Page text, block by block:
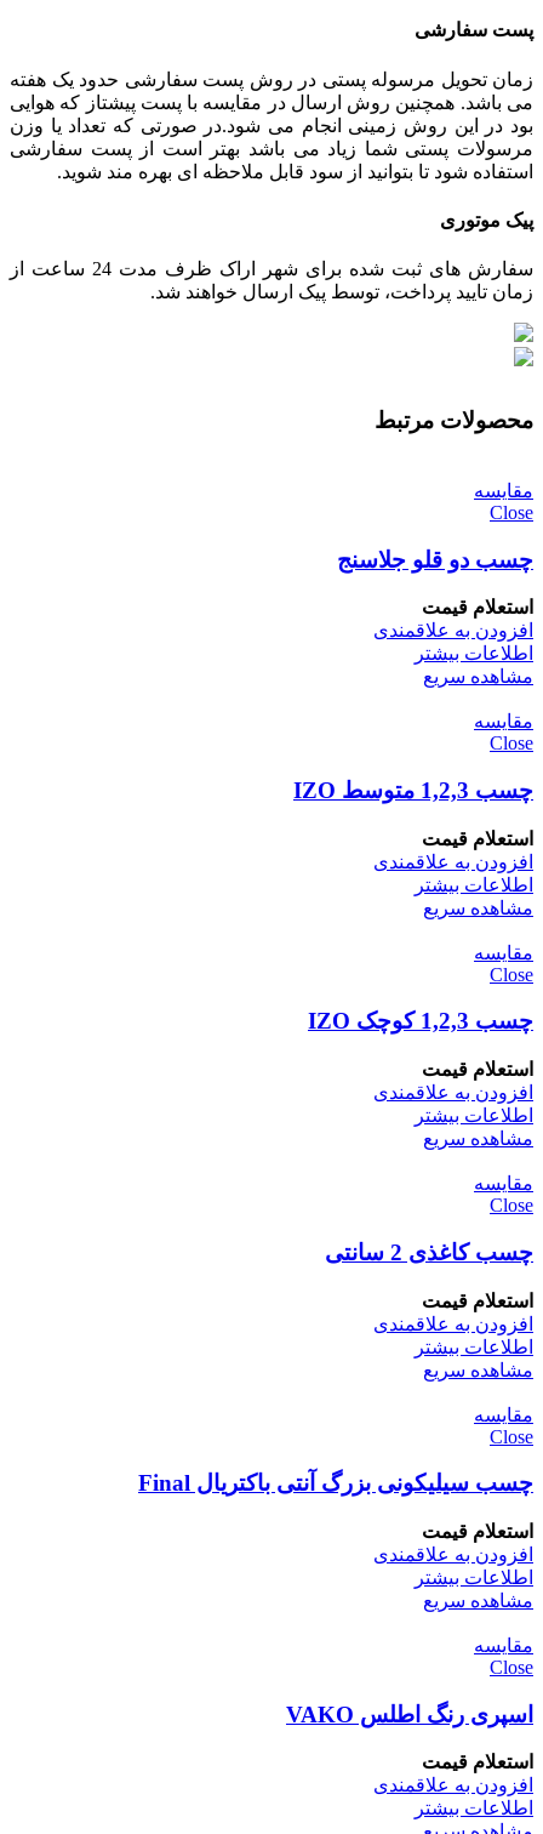
پست سفارشی
زمان تحویل مرسوله پستی در روش پست سفارشی حدود یک هفته
می باشد. همچنین روش ارسال در مقایسه با پست پیشتاز که هوایی
بود در این روش زمینی انجام می شود.در صورتی که تعداد یا وزن
مرسولات پستی شما زیاد می باشد بهتر است از پست سفارشی
استفاده شود تا بتوانید از سود قابل ملاحظه ای بهره مند شوید.
پیک موتوری
سفارش های ثبت شده برای شهر اراک ظرف مدت 24 ساعت از
زمان تایید پرداخت، توسط پیک ارسال خواهند شد.
محصولات مرتبط
مقایسه
Close
چسب دو قلو جلاسنج
استعلام قیمت
افزودن به علاقمندی
اطلاعات بیشتر
مشاهده سریع
مقایسه
Close
چسب 1,2,3 متوسط IZO
استعلام قیمت
افزودن به علاقمندی
اطلاعات بیشتر
مشاهده سریع
مقایسه
Close
چسب 1,2,3 کوچک IZO
استعلام قیمت
افزودن به علاقمندی
اطلاعات بیشتر
مشاهده سریع
مقایسه
Close
چسب کاغذی 2 سانتی
استعلام قیمت
افزودن به علاقمندی
اطلاعات بیشتر
مشاهده سریع
مقایسه
Close
چسب سیلیکونی بزرگ آنتی باکتریال Final
استعلام قیمت
افزودن به علاقمندی
اطلاعات بیشتر
مشاهده سریع
مقایسه
Close
اسپری رنگ اطلس VAKO
استعلام قیمت
افزودن به علاقمندی
اطلاعات بیشتر